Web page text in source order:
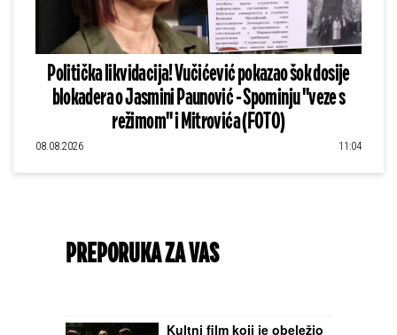
Politička likvidacija! Vučićević pokazao šok dosije
blokadera o Jasmini Paunović - Spominju "veze s
režimom" i Mitrovića (FOTO)
08.08.2026 11:04
PREPORUKA ZA VAS